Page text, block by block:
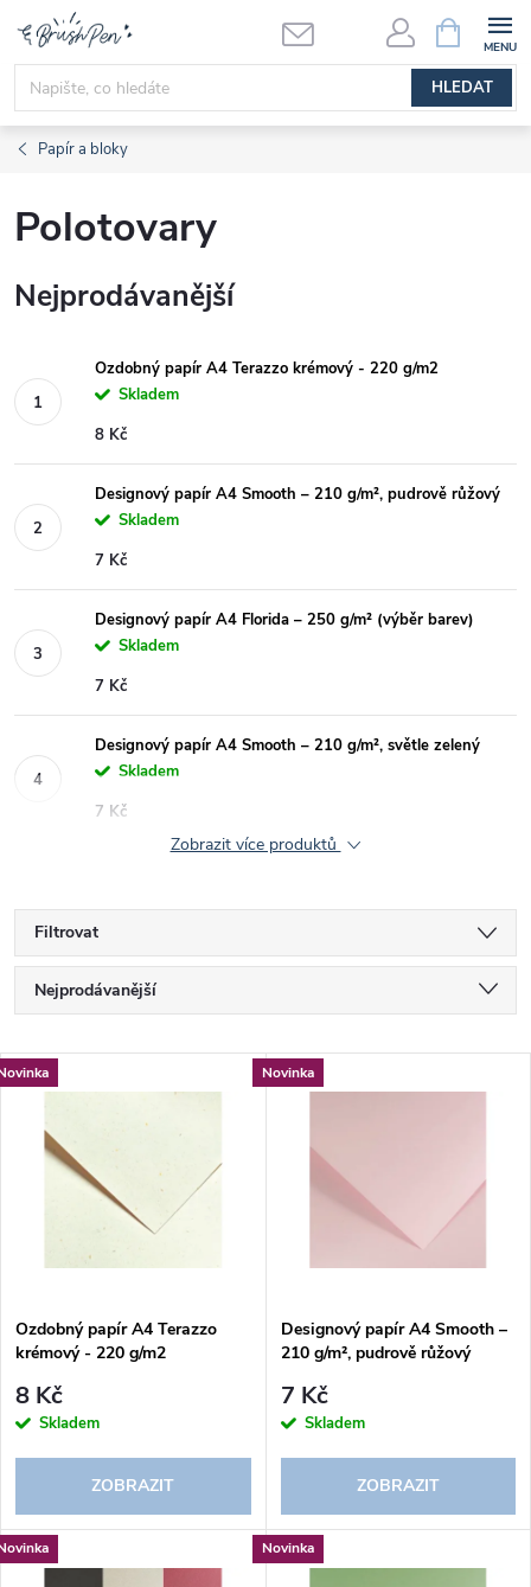
obsah
HLEDAT
NÁKUPNÍ
KOŠÍK
Papír a bloky
Polotovary
Nejprodávanější
Ozdobný papír A4 Terazzo krémový - 220 g/m2
Skladem
8 Kč
Designový papír A4 Smooth – 210 g/m², pudrově růžový
Skladem
7 Kč
Designový papír A4 Florida – 250 g/m² (výběr barev)
Skladem
7 Kč
Designový papír A4 Smooth – 210 g/m², světle zelený
Skladem
7 Kč
Zobrazit více produktů
Filtrovat
Ř
a
p
r
o
d
Nejprodávanější
Nejdražší
Abecedně
V
s
p
r
d
Ozdobný papír A4 Terazzo
krémový - 220 g/m2
8 Kč
Skladem
ZOBRAZIT
Novinka
Designový papír A4 Smooth –
210 g/m², pudrově růžový
7 Kč
Skladem
ZOBRAZIT
Novinka